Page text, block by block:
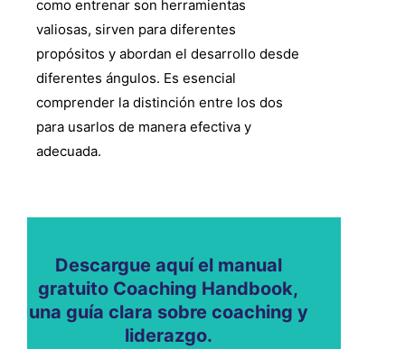
como entrenar son herramientas
valiosas, sirven para diferentes
propósitos y abordan el desarrollo desde
diferentes ángulos. Es esencial
comprender la distinción entre los dos
para usarlos de manera efectiva y
adecuada.
Descargue aquí el manual
gratuito Coaching Handbook,
una guía clara sobre coaching y
liderazgo.